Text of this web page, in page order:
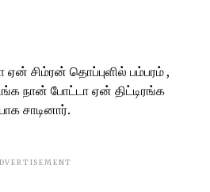
சிம்ரன் தொப்புளில் பம்பரம் ,
நான் போட்டா ஏன் திட்டிரங்க
சாடினார்.